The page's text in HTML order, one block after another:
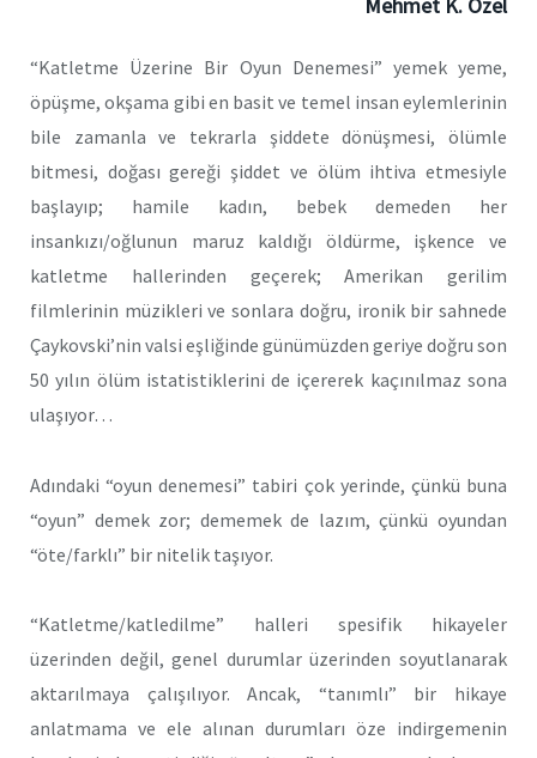
“Katletme Üzerine Bir Oyun Denemesi” yemek yeme,
öpüşme, okşama gibi en basit ve temel insan eylemlerinin
bile zamanla ve tekrarla şiddete dönüşmesi, ölümle
bitmesi, doğası gereği şiddet ve ölüm ihtiva etmesiyle
başlayıp; hamile kadın, bebek demeden her
insankızı/oğlunun maruz kaldığı öldürme, işkence ve
katletme hallerinden geçerek; Amerikan gerilim
filmlerinin müzikleri ve sonlara doğru, ironik bir sahnede
Çaykovski’nin valsi eşliğinde günümüzden geriye doğru son
50 yılın ölüm istatistiklerini de içererek kaçınılmaz sona
ulaşıyor…
Adındaki “oyun denemesi” tabiri çok yerinde, çünkü buna
“oyun” demek zor; dememek de lazım, çünkü oyundan
“öte/farklı” bir nitelik taşıyor.
“Katletme/katledilme” halleri spesifik hikayeler
üzerinden değil, genel durumlar üzerinden soyutlanarak
aktarılmaya çalışılıyor. Ancak, “tanımlı” bir hikaye
anlatmama ve ele alınan durumları öze indirgemenin